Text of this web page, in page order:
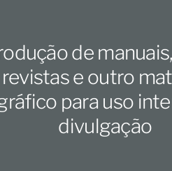
de
revistas e outro
para uso
divulgação